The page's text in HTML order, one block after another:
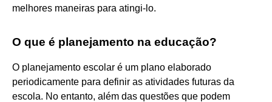
melhores maneiras para atingi-lo.
O que é planejamento na educação?
O planejamento escolar é um plano elaborado
periodicamente para definir as atividades futuras da
escola. No entanto, além das questões que podem